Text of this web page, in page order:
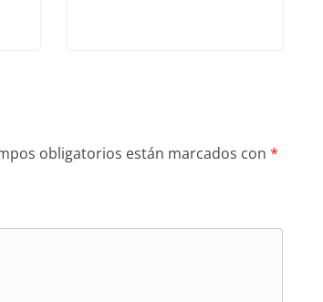
obligatorios están marcados con *